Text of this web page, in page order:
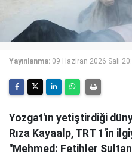
Yayınlanma: 09 Haziran 2026 Salı
Yozgat'ın yetiştirdiği
Rıza Kayaalp, TRT 1'in
"Mehmed: Fetihler